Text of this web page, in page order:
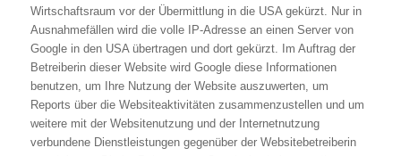
Wirtschaftsraum vor der Übermittlung in die USA gekürzt. Nur in
Ausnahmefällen wird die volle IP-Adresse an einen Server von
Google in den USA übertragen und dort gekürzt. Im Auftrag der
Betreiberin dieser Website wird Google diese Informationen
benutzen, um Ihre Nutzung der Website auszuwerten, um
Reports über die Websiteaktivitäten zusammenzustellen und um
weitere mit der Websitenutzung und der Internetnutzung
verbundene Dienstleistungen gegenüber der Websitebetreiberin